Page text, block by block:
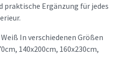
praktische Ergänzung für jedes
In verschiedenen Größen
140x200cm, 160x230cm,